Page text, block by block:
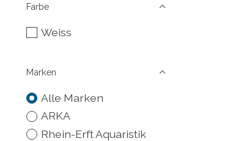
Farbe
Weiss
Marken
Alle Marken
ARKA
Rhein-Erft Aquaristik